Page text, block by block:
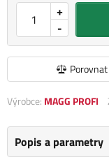
-
+
Porovnat
Výrobce: MAGG PROFI
Popis a parametry